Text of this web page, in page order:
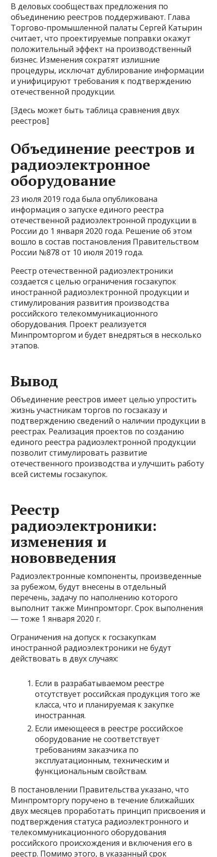
В деловых сообществах предложения по
объединению реестров поддерживают. Глава
Торгово-промышленной палаты Сергей Катырин
считает, что проектируемые поправки окажут
положительный эффект на производственный
бизнес. Изменения сократят излишние
процедуры, исключат дублирование информации
и унифицируют требования к подтверждению
отечественной продукции.
[Здесь может быть таблица сравнения двух
реестров]
Объединение реестров и
радиоэлектронное
оборудование
23 июля 2019 года была опубликована
информация о запуске единого реестра
отечественной радиоэлектронной продукции в
России до 1 января 2020 года. Решение об этом
вошло в состав постановления Правительством
России №878 от 10 июля 2019 года.
Реестр отечественной радиоэлектроники
создается с целью ограничения госзакупок
иностранной радиоэлектронной продукции и
стимулирования развития производства
российского телекоммуникационного
оборудования. Проект реализуется
Минпромторгом и будет внедряться в несколько
этапов.
Вывод
Объединение реестров имеет целью упростить
жизнь участникам торгов по госзаказу и
подтверждению сведений о наличии продукции в
реестрах. Реализация проектов по созданию
единого реестра радиоэлектронной продукции
позволит стимулировать развитие
отечественного производства и улучшить работу
всей системы госзакупок.
Реестр
радиоэлектроники:
изменения и
нововведения
Радиоэлектронные компоненты, произведенные
за рубежом, будут внесены в отдельный
перечень, задачу по наполнению которого
выполнит также Минпромторг. Срок выполнения
— тоже 1 января 2020 г.
Ограничения на допуск к госзакупкам
иностранной радиоэлектроники не будут
действовать в двух случаях:
Если в разрабатываемом реестре
отсутствует российская продукция того же
класса, что и планируемая к закупке
иностранная.
Если имеющееся в реестре российское
оборудование не соответствует
требованиям заказчика по
эксплуатационным, техническим и
функциональным свойствам.
В постановлении Правительства указано, что
Минпромторгу поручено в течение ближайших
двух месяцев проработать принцип присвоения и
подтверждения статуса радиоэлектронного и
телекоммуникационного оборудования
российского происхождения и включения его в
реестр. Помимо этого, в указанный срок